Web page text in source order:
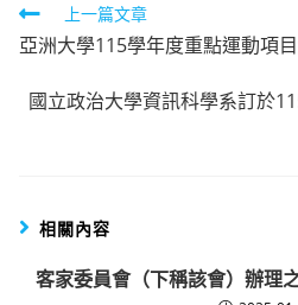
Read
more
articles
上一篇文章
亞洲大學115學年度重點運動項
國立政治大學資訊科學系訂於
相關內容
客家委員會（下稱該會）辦理